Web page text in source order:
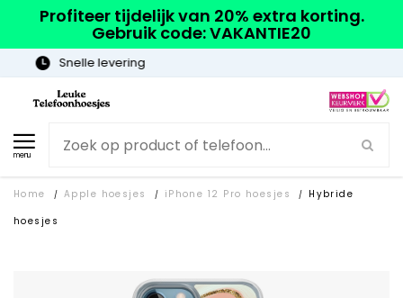
Profiteer tijdelijk van 20% extra korting.
Gebruik code: VAKANTIE20
menu
Home / Apple hoesjes / iPhone 12 Pro hoesjes /
Hybride
hoesjes